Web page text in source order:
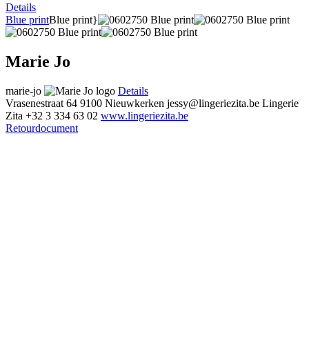
Details
Blue printBlue print}
Marie Jo
marie-jo
Details
Vrasenestraat 64 9100 Nieuwkerken jessy@lingeriezita.be Lingerie
Zita +32 3 334 63 02 www.lingeriezita.be
Retourdocument